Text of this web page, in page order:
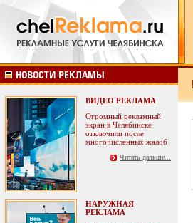
ВИДЕО РЕКЛАМА
Огромный рекламный
экран в Челябинске
отключили после
многочисленных жалоб
Читать дальше...
НАРУЖНАЯ
РЕКЛАМА